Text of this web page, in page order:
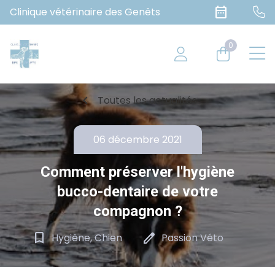
Clinique vétérinaire des Genêts date_range
0
chevron_left Toutes les actualités
06 décembre 2021
Comment préserver l'hygiène
bucco-dentaire de votre
compagnon ?
bookmark_border Hygiène, Chien edit Passion Véto